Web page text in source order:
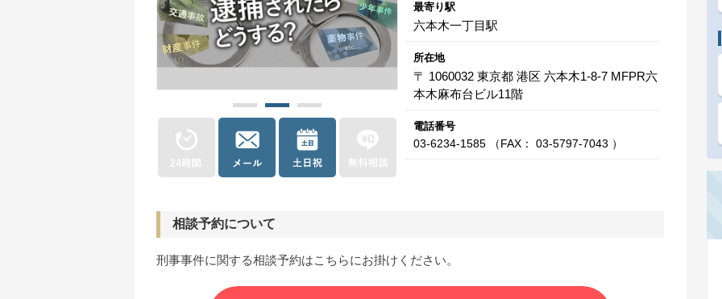
最寄り駅
六本木一丁目駅
所在地
〒 1060032 東京都 港区 六本木1-8-7 MFPR六
本木麻布台ビル11階
電話番号
03-6234-1585 （FAX： 03-5797-7043 ）
相談予約について
刑事事件に関する相談予約はこちらにお掛けください。